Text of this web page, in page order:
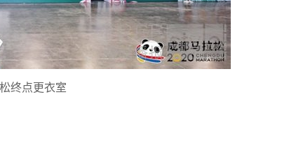
终点更衣室